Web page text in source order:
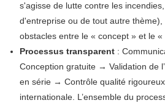
s'agisse de lutte contre les
d'entreprise ou de tout autre
obstacles entre le « concept » et le «
Processus transparent:
Conception gratuite → Validation de
en série → Contrôle qualité
internationale. L’ensemble du